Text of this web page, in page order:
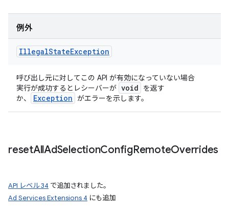
例外
IllegalStateException
呼び出し元に対してこの API が有効になっていない場合
実行が成功するとレシーバーが void
を返す
か、
Exception がエラーを示します。
resetAllAdSelectionConfigRemoteOverrides
API レベル 34 で追加されました。
Ad Services Extensions 4 にも追加